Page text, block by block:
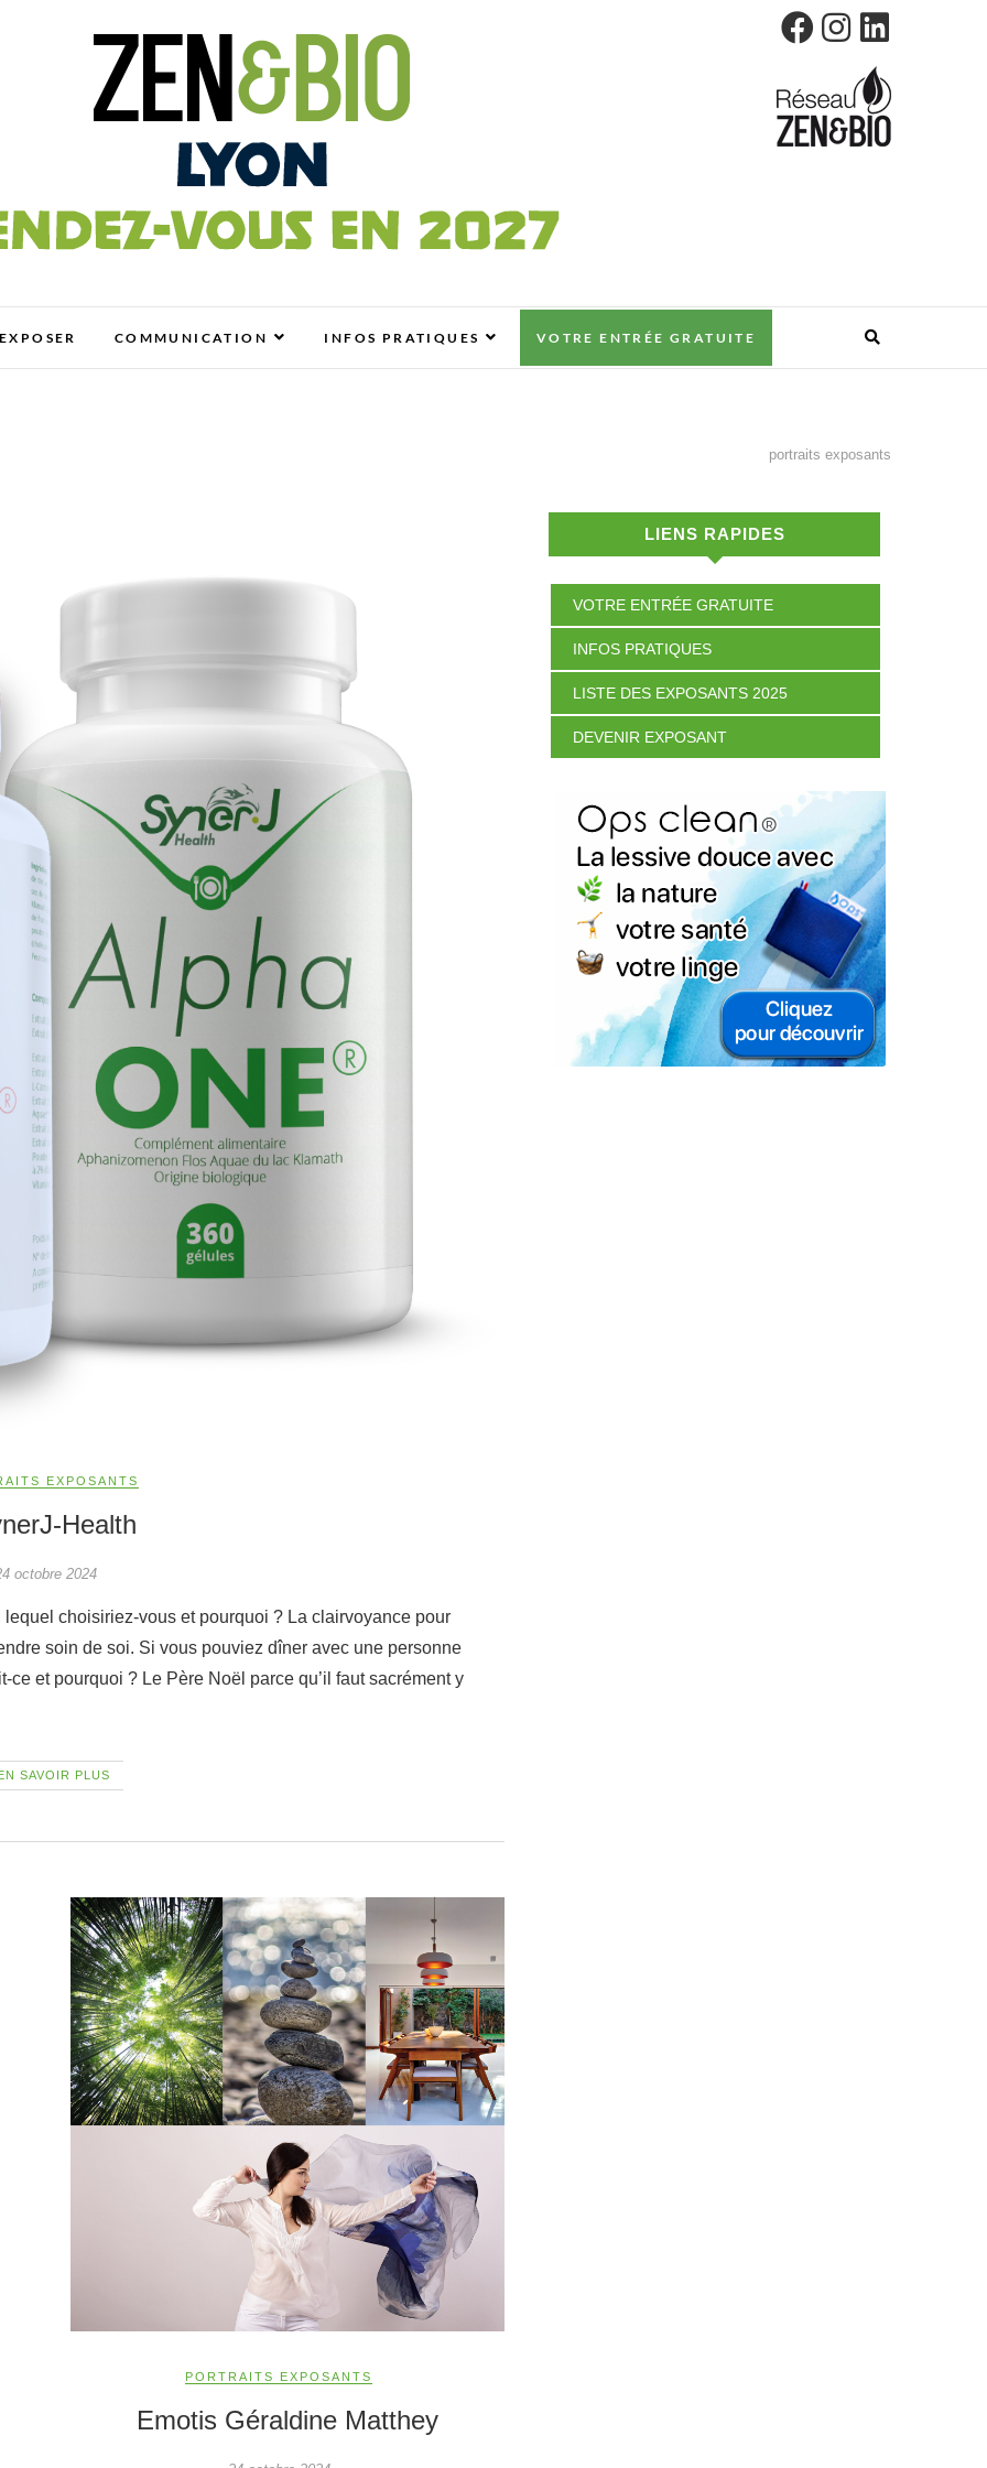
BIO, BIEN-ÊTRE ET HABITAT SAIN
EXPOSER COMMUNICATION INFOS PRATIQUES VOTRE ENTRÉE GRATUITE
portraits exposants
EXPOSANTS
Health
octobre 2024
soin de soi. Si vous pouviez dîner avec une personne
et pourquoi ? Le Père Noël parce qu’il faut sacrément y
SAVOIR PLUS
PORTRAITS EXPOSANTS
Emotis Géraldine Matthey
LIENS RAPIDES
VOTRE ENTRÉE GRATUITE
INFOS PRATIQUES
LISTE DES EXPOSANTS 2025
DEVENIR EXPOSANT